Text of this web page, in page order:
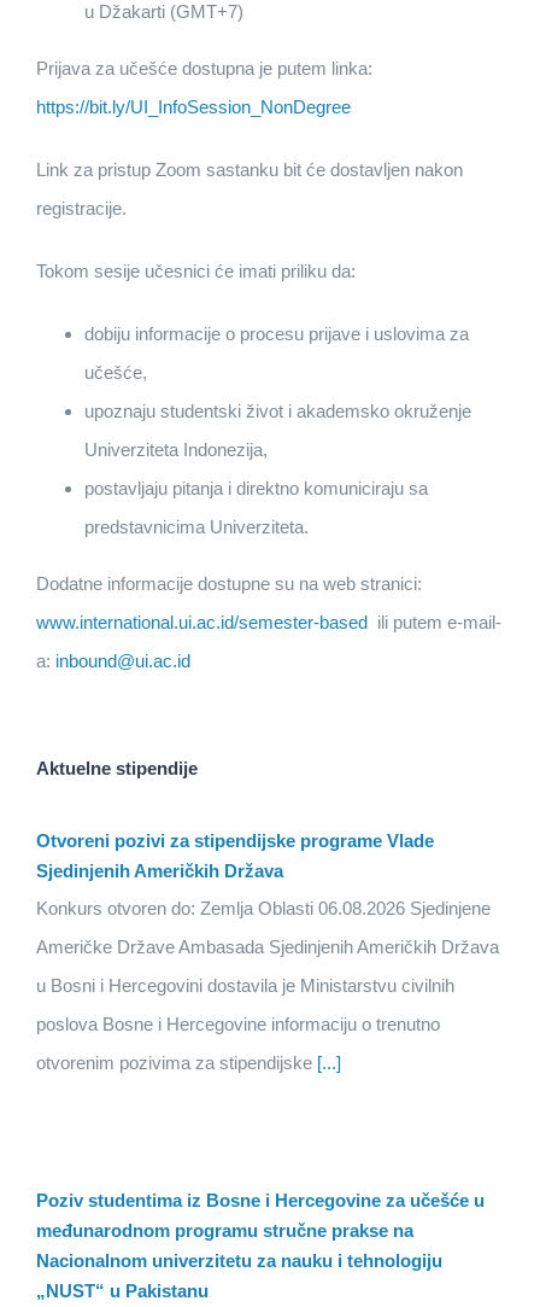
u Džakarti (GMT+7)
Prijava za učešće dostupna je putem linka:
https://bit.ly/UI_InfoSession_NonDegree
Link za pristup Zoom sastanku bit će dostavljen nakon
registracije.
Tokom sesije učesnici će imati priliku da:
dobiju informacije o procesu prijave i uslovima za
učešće,
upoznaju studentski život i akademsko okruženje
Univerziteta Indonezija,
postavljaju pitanja i direktno komuniciraju sa
predstavnicima Univerziteta.
Dodatne informacije dostupne su na web stranici:
www.international.ui.ac.id/semester-based ili putem e-mail-
a: inbound@ui.ac.id
Aktuelne stipendije
Otvoreni pozivi za stipendijske programe Vlade
Sjedinjenih Američkih Država
Konkurs otvoren do: Zemlja Oblasti 06.08.2026 Sjedinjene
Američke Države Ambasada Sjedinjenih Američkih Država
u Bosni i Hercegovini dostavila je Ministarstvu civilnih
poslova Bosne i Hercegovine informaciju o trenutno
otvorenim pozivima za stipendijske [...]
Poziv studentima iz Bosne i Hercegovine za učešće u
međunarodnom programu stručne prakse na
Nacionalnom univerzitetu za nauku i tehnologiju
„NUST“ u Pakistanu